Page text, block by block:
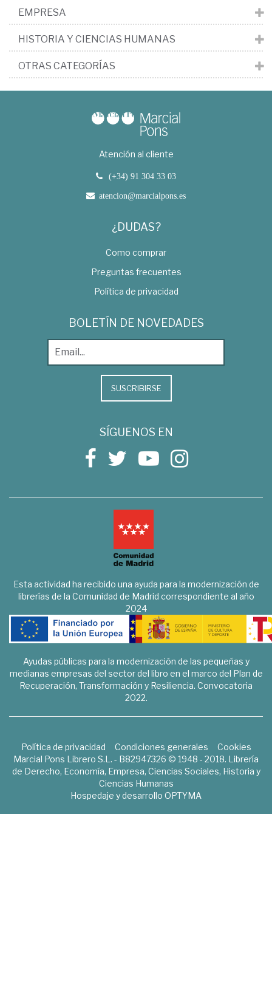
EMPRESA
HISTORIA Y CIENCIAS HUMANAS
OTRAS CATEGORÍAS
Atención al cliente
(+34) 91 304 33 03
atencion@marcialpons.es
¿DUDAS?
Como comprar
Preguntas frecuentes
Política de privacidad
BOLETÍN DE NOVEDADES
SUSCRIBIRSE
SÍGUENOS EN
Esta actividad ha recibido una ayuda para la modernización de
librerías de la Comunidad de Madrid correspondiente al año
2024
Ayudas públicas para la modernización de las pequeñas y
medianas empresas del sector del libro en el marco del Plan de
Recuperación, Transformación y Resiliencia. Convocatoria
2022.
Política de privacidad Condiciones generales
Cookies
Marcial Pons Librero S.L. - B82947326 © 1948 - 2018. Librería
de Derecho, Economía, Empresa, Ciencias Sociales, Historia y
Ciencias Humanas
Hospedaje y desarrollo OPTYMA